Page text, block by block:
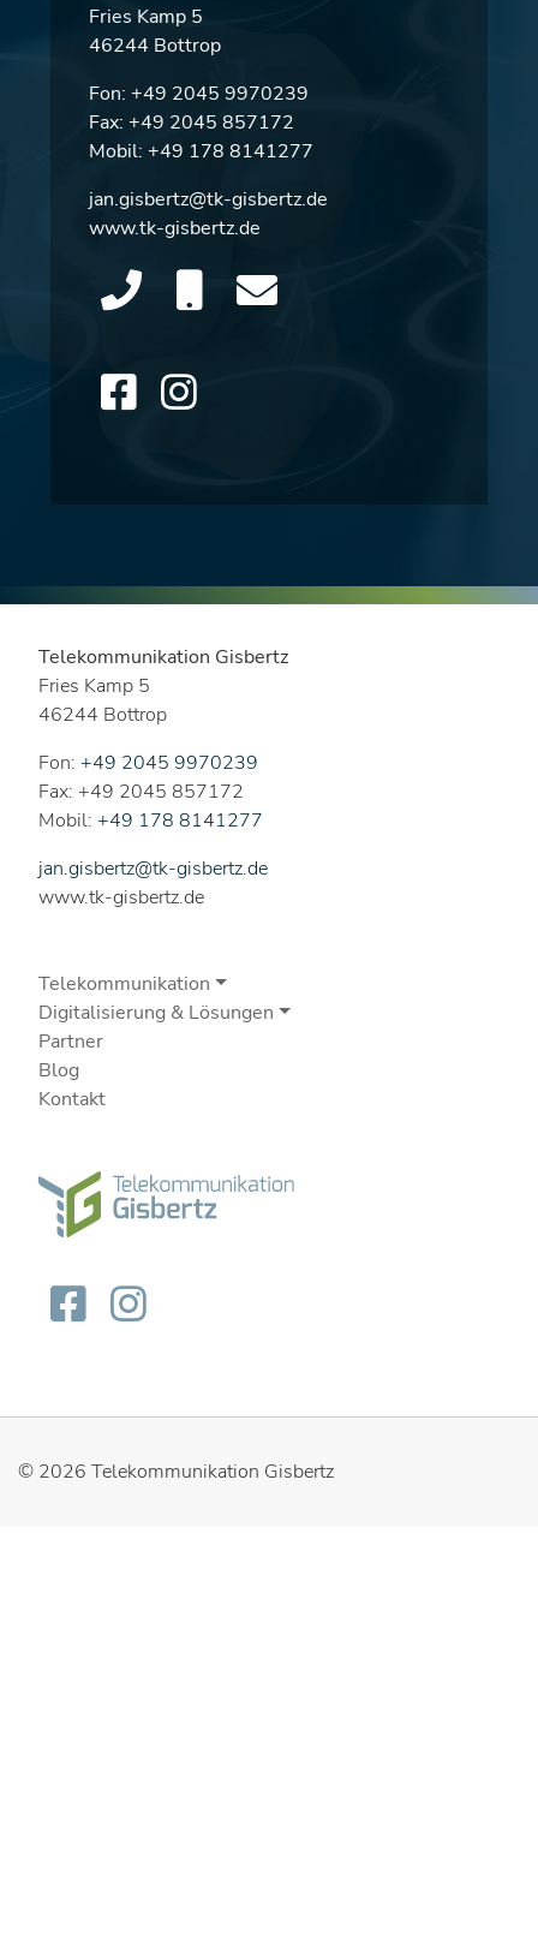
Fries Kamp 5
46244 Bottrop
Fon: +49 2045 9970239
Fax: +49 2045 857172
Mobil: +49 178 8141277
jan.gisbertz@tk-gisbertz.de
www.tk-gisbertz.de
Telekommunikation Gisbertz
Fries Kamp 5
46244 Bottrop
Fon: +49 2045 9970239
Fax: +49 2045 857172
Mobil: +49 178 8141277
jan.gisbertz@tk-gisbertz.de
www.tk-gisbertz.de
Telekommunikation
Digitalisierung & Lösungen
Partner
Blog
Kontakt
© 2026 Telekommunikation Gisbertz